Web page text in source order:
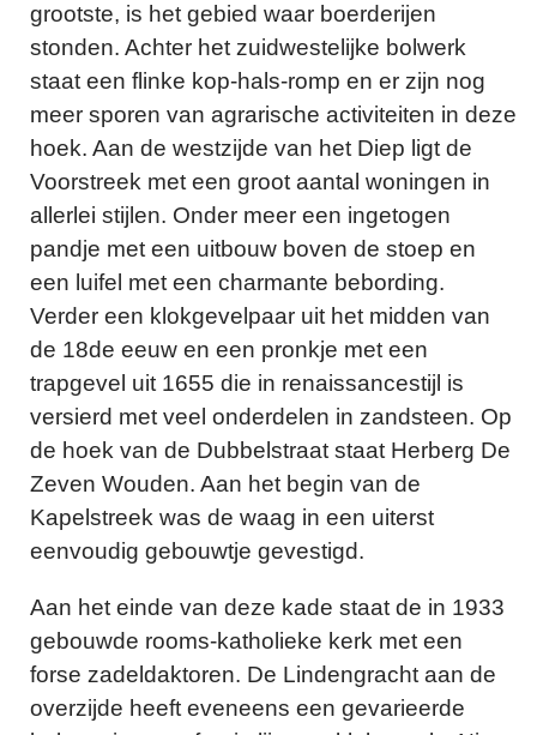
grootste, is het gebied waar boerderijen
stonden. Achter het zuidwestelijke bolwerk
staat een flinke kop-hals-romp en er zijn nog
meer sporen van agrarische activiteiten in deze
hoek. Aan de westzijde van het Diep ligt de
Voorstreek met een groot aantal woningen in
allerlei stijlen. Onder meer een ingetogen
pandje met een uitbouw boven de stoep en
een luifel met een charmante bebording.
Verder een klokgevelpaar uit het midden van
de 18de eeuw en een pronkje met een
trapgevel uit 1655 die in renaissancestijl is
versierd met veel onderdelen in zandsteen. Op
de hoek van de Dubbelstraat staat Herberg De
Zeven Wouden. Aan het begin van de
Kapelstreek was de waag in een uiterst
eenvoudig gebouwtje gevestigd.
Aan het einde van deze kade staat de in 1933
gebouwde rooms-katholieke kerk met een
forse zadeldaktoren. De Lindengracht aan de
overzijde heeft eveneens een gevarieerde